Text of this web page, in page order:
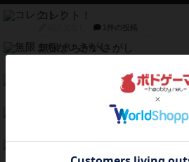
コレクト！
1件の投稿
無限まちがいさがし
ガルフストライク
1件の投稿
1件の投稿
1809
紹介文あり 1件の投稿